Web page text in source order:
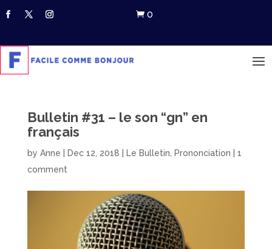
 0
Bulletin #31 – le son “gn” en
français
by Anne Dec 12, 2018 Le Bulletin, Prononciation
1
comment